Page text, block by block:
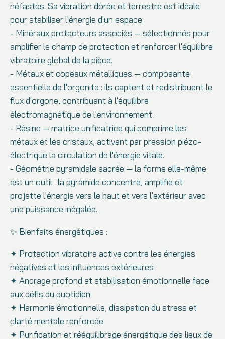
néfastes. Sa vibration dorée et terrestre est idéale
pour stabiliser l'énergie d'un espace.
- Minéraux protecteurs associés — sélectionnés pour
amplifier le champ de protection et renforcer l'équilibre
vibratoire global de la pièce.
- Métaux et copeaux métalliques — composante
essentielle de l'orgonite : ils captent et redistribuent le
flux d'orgone, contribuant à l'équilibre
électromagnétique de l'environnement.
- Résine — matrice unificatrice qui comprime les
métaux et les cristaux, activant par pression piézo-
électrique la circulation de l'énergie vitale.
- Géométrie pyramidale sacrée — la forme elle-même
est un outil : la pyramide concentre, amplifie et
projette l'énergie vers le haut et vers l'extérieur avec
une puissance inégalée.
✨ Bienfaits énergétiques :
✦ Protection vibratoire active contre les énergies
négatives et les influences extérieures
✦ Ancrage profond et stabilisation émotionnelle face
aux défis du quotidien
✦ Harmonie émotionnelle, dissipation du stress et
clarté mentale renforcée
✦ Purification et rééquilibrage énergétique des lieux de